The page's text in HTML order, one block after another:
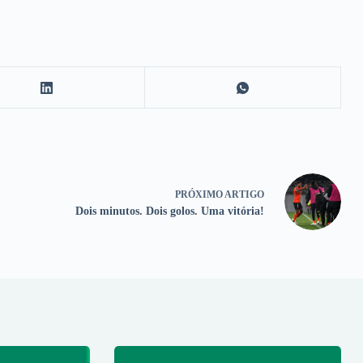
PRÓXIMO ARTIGO
Dois minutos. Dois golos. Uma vitória!